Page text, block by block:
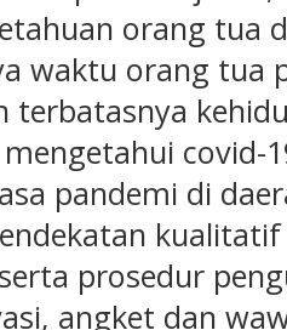
orang tua
waktu orang tua
terbatasnya
covid-
pandemi di
prosedur
angket dan